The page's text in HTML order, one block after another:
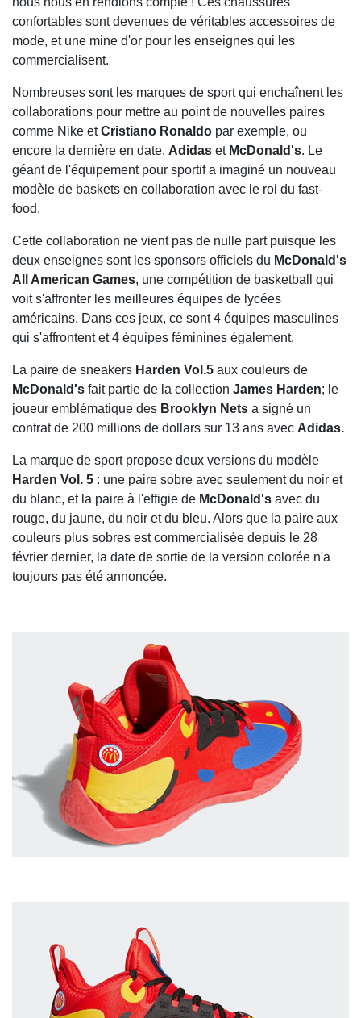
confortables sont devenues de véritables accessoires de
mode, et une mine d'or pour les enseignes qui les
commercialisent.
Nombreuses sont les marques de sport qui enchaînent les
collaborations pour mettre au point de nouvelles paires
comme Nike etCristiano Ronaldo par exemple, ou
encore la dernière en date, Adidas et McDonald's. Le
géant de l'équipement pour sportif a imaginé un nouveau
modèle de baskets en collaboration avec le roi du fast-
food.
Cette collaboration ne vient pas de nulle part puisque les
deux enseignes sont les sponsors officiels du McDonald's
All American Games, une compétition de basketball qui
voit s'affronter les meilleures équipes de lycées
américains. Dans ces jeux, ce sont 4 équipes masculines
qui s'affrontent et 4 équipes féminines également.
La paire de sneakers Harden Vol.5 aux couleurs de
McDonald's fait partie de la collection James Harden; le
joueur emblématique des Brooklyn Nets a signé un
contrat de 200 millions de dollars sur 13 ans avec Adidas.
La marque de sport propose deux versions du modèle
Harden Vol. 5 : une paire sobre avec seulement du noir et
du blanc, et la paire à l'effigie de McDonald's avec du
rouge, du jaune, du noir et du bleu. Alors que la paire aux
couleurs plus sobres est commercialisée depuis le 28
février dernier, la date de sortie de la version colorée n'a
toujours pas été annoncée.